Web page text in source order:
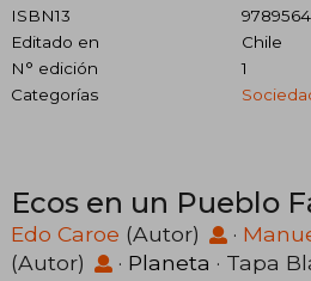
ISBN13
Editado en
Chile
N° edición
1
Categorías
Ecos en un Pueblo
Edo Caroe (Autor) ·
(Autor)
· Planeta · Tapa